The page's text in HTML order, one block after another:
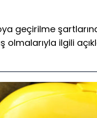
geçirilme
olmalarıyla ilgili